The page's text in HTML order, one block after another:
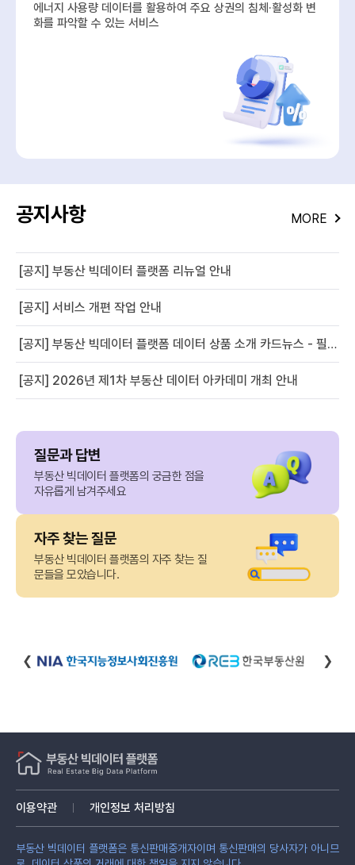
에너지 사용량 데이터를 활용하여 주요 상권의 침체·활성화 변
화를 파악할 수 있는 서비스
공지사항 MORE
[공지] 부동산 빅데이터 플랫폼 리뉴얼 안내
[공지] 서비스 개편 작업 안내
[공지] 부동산 빅데이터 플랫폼 데이터 상품 소개 카드뉴스 - 필지별 경사도 정보
[공지] 2026년 제1차 부동산 데이터 아카데미 개최 안내
질문과 답변
부동산 빅데이터 플랫폼의 궁금한 점을
자유롭게 남겨주세요
자주 찾는 질문
부동산 빅데이터 플랫폼의 자주 찾는 질
문들을 모았습니다.
❮ ❯
이용약관 개인정보 처리방침
부동산 빅데이터 플랫폼은 통신판매중개자이며 통신판매의 당사자가 아니므